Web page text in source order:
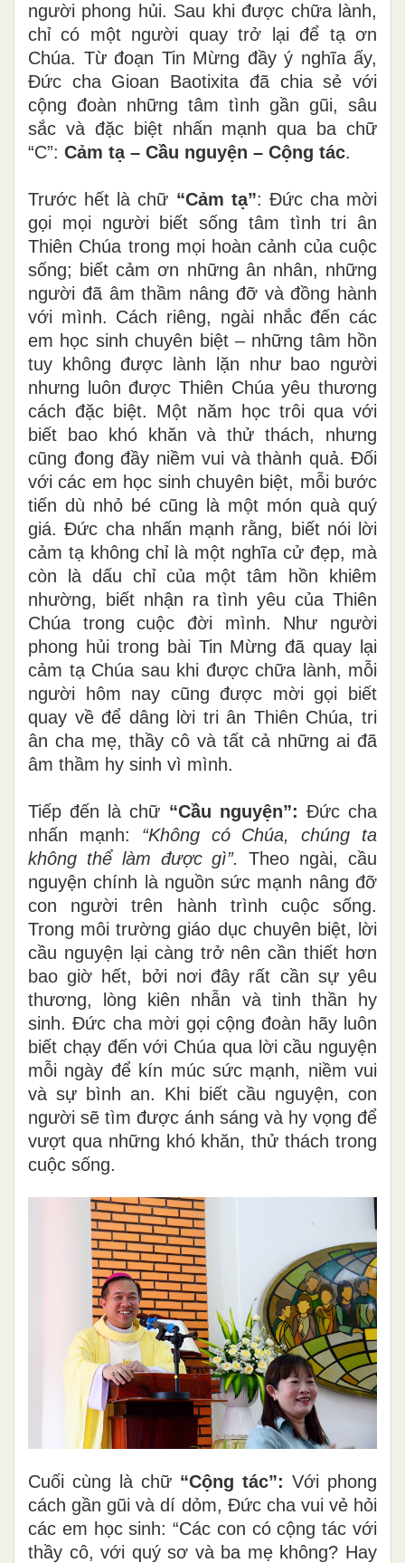
người phong hủi. Sau khi được chữa lành,
chỉ có một người quay trở lại để tạ ơn
Chúa. Từ đoạn Tin Mừng đầy ý nghĩa ấy,
Đức cha Gioan Baotixita đã chia sẻ với
cộng đoàn những tâm tình gần gũi, sâu
sắc và đặc biệt nhấn mạnh qua ba chữ
“C”: Cảm tạ – Cầu nguyện – Cộng tác.
Trước hết là chữ “Cảm tạ”: Đức cha mời
gọi mọi người biết sống tâm tình tri ân
Thiên Chúa trong mọi hoàn cảnh của cuộc
sống; biết cảm ơn những ân nhân, những
người đã âm thầm nâng đỡ và đồng hành
với mình. Cách riêng, ngài nhắc đến các
em học sinh chuyên biệt – những tâm hồn
tuy không được lành lặn như bao người
nhưng luôn được Thiên Chúa yêu thương
cách đặc biệt. Một năm học trôi qua với
biết bao khó khăn và thử thách, nhưng
cũng đong đầy niềm vui và thành quả. Đối
với các em học sinh chuyên biệt, mỗi bước
tiến dù nhỏ bé cũng là một món quà quý
giá. Đức cha nhấn mạnh rằng, biết nói lời
cảm tạ không chỉ là một nghĩa cử đẹp, mà
còn là dấu chỉ của một tâm hồn khiêm
nhường, biết nhận ra tình yêu của Thiên
Chúa trong cuộc đời mình. Như người
phong hủi trong bài Tin Mừng đã quay lại
cảm tạ Chúa sau khi được chữa lành, mỗi
người hôm nay cũng được mời gọi biết
quay về để dâng lời tri ân Thiên Chúa, tri
ân cha mẹ, thầy cô và tất cả những ai đã
âm thầm hy sinh vì mình.
Tiếp đến là chữ “Cầu nguyện”: Đức cha
nhấn mạnh: “Không có Chúa, chúng ta
không thể làm được gì”.
Theo ngài, cầu
nguyện chính là nguồn sức mạnh nâng đỡ
con người trên hành trình cuộc sống.
Trong môi trường giáo dục chuyên biệt, lời
cầu nguyện lại càng trở nên cần thiết hơn
bao giờ hết, bởi nơi đây rất cần sự yêu
thương, lòng kiên nhẫn và tinh thần hy
sinh. Đức cha mời gọi cộng đoàn hãy luôn
biết chạy đến với Chúa qua lời cầu nguyện
mỗi ngày để kín múc sức mạnh, niềm vui
và sự bình an. Khi biết cầu nguyện, con
người sẽ tìm được ánh sáng và hy vọng để
vượt qua những khó khăn, thử thách trong
cuộc sống.
Cuối cùng là chữ “Cộng tác”: Với phong
cách gần gũi và dí dỏm, Đức cha vui vẻ hỏi
các em học sinh: “Các con có cộng tác với
thầy cô, với quý sơ và ba mẹ không? Hay